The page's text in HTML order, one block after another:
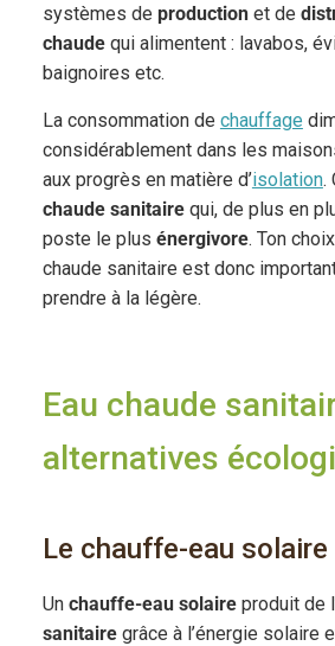
systèmes de productionet de
chaudequi alimentent : lavabos,
baignoires etc.
La consommation de chauffage
considérablement dans les
aux progrès en matière d’isolation.
chaude sanitairequi, de plus en
poste le plus énergivore. Ton
chaude sanitaire est donc
prendre à la légère.
Eau chaude
alternatives
Le chauffe-eau solaire
Un chauffe-eau solaireproduit de
sanitairegrâce à l’énergie solaire